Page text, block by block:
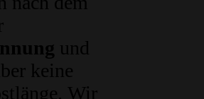
und
keine
Wir